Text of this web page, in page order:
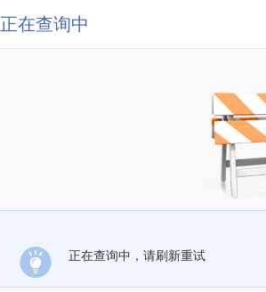
正在查询中
正在查询中，请刷新重试